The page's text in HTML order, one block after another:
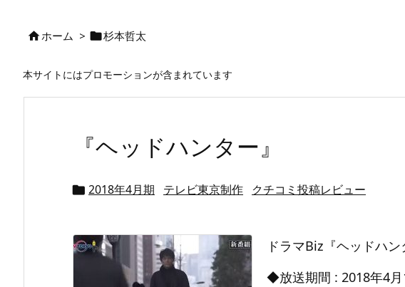
ホーム > 杉本哲太
本サイトにはプロモーションが含まれています
『ヘッドハンター』
 2018年4月期 テレビ東京制作 クチコミ投稿レビュー
ドラマBiz『ヘッドハン
◆放送期間 : 2018年4